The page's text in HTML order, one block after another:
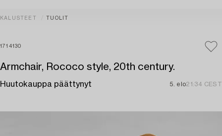
KALUSTEET TUOLIT
1714130
Armchair, Rococo style, 20th century.
Huutokauppa päättynyt 5. elo21:34 CEST